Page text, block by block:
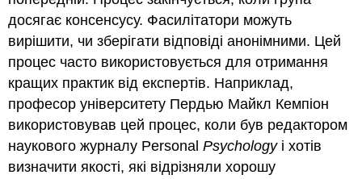
досягає консенсусу. Фасилітатори можуть
вирішити, чи зберігати відповіді анонімними. Цей
процес часто використовується для отримання
кращих практик від експертів. Наприклад,
професор університету Пердью Майкл Кемпіон
використовував цей процес, коли був редактором
наукового журналу PersonalPsychologyі хотів
визначити якості, які відрізняли хорошу